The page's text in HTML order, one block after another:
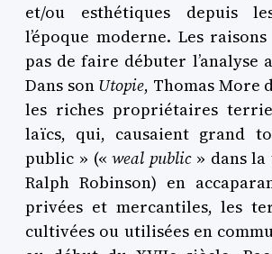
et/ou esthétiques depuis
l’époque moderne. Les
pas de faire débuter l’analyse
Dans son Utopie, Thomas More
les riches propriétaires
laïcs, qui, causaient grand
public » («weal public» dans la
Ralph Robinson) en
privées et mercantiles, les
cultivées ou utilisées en